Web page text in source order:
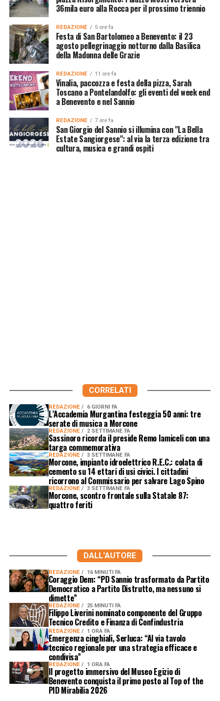
36mila euro alla Rocca per il prossimo triennio
REDAZIONE 5 ore fa
Festa di San Bartolomeo a Benevento: il 23
agosto pellegrinaggio notturno dalla Basilica
della Madonna delle Grazie
REDAZIONE 11 ore fa
Vinalia, paccozza e festa della pizza, Sarah
Toscano a Pontelandolfo: gli eventi del week end
a Benevento e nel Sannio
REDAZIONE 7 ore fa
San Giorgio del Sannio si illumina con "La Bella
Estate Sangiorgese": al via la terza edizione tra
cultura, musica e grandi ospiti
CORRELATI
REDAZIONE 6 GIORNI FA
L’Accademia Murgantina festeggia 50 anni: tre
serate di musica a Morcone
REDAZIONE 2 SETTIMANE FA
Sassinoro ricorda il preside Remo Iamiceli con una
targa commemorativa
REDAZIONE 3 SETTIMANE FA
Morcone, impianto idroelettrico R.E.C.: colata di
cemento su 14 ettari di usi civici. I cittadini
ricorrono al Commissario per salvare Lago Spino
REDAZIONE 3 SETTIMANE FA
Morcone, scontro frontale sulla Statale 87:
quattro feriti
DALL'AUTORE
REDAZIONE 16 MINUTI FA
Coraggio Dem: “PD Sannio trasformato da Partito
Democratico a Partito Distrutto, ma nessuno si
dimette”
REDAZIONE 25 MINUTI FA
Filippo Liverini nominato componente del Gruppo
Tecnico Credito e Finanza di Confindustria
REDAZIONE 1 ORA FA
Emergenza cinghiali, Serluca: “Al via tavolo
tecnico regionale per una strategia efficace e
condivisa”
REDAZIONE 1 ORA FA
Il progetto immersivo del Museo Egizio di
Benevento conquista il primo posto al Top of the
PID Mirabilia 2026